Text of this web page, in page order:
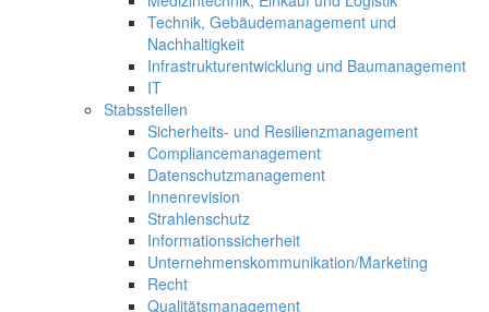
Technik, Gebäudemanagement und
Nachhaltigkeit
Infrastrukturentwicklung und Baumanagement
IT
Stabsstellen
Sicherheits- und Resilienzmanagement
Compliancemanagement
Datenschutzmanagement
Innenrevision
Strahlenschutz
Informationssicherheit
Unternehmenskommunikation/Marketing
Recht
Qualitätsmanagement